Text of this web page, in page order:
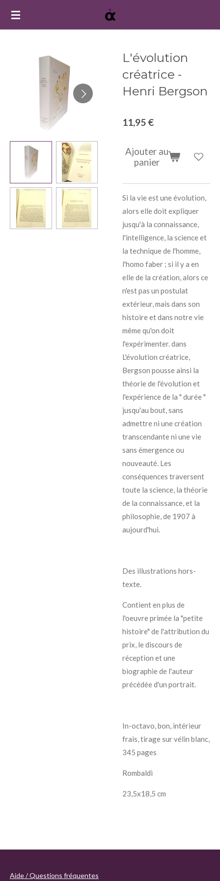
Passer
L'évolution
créatrice -
Henri Bergson
11,95 €
Ajouter au
panier
Si la vie est une évolution,
alors elle doit expliquer
jusqu'à la connaissance,
l'intelligence, la science et
la technique de l'homme,
l'homo faber ; si il y a en
elle de la création, alors ce
n'est pas un postulat
extérieur, mais dans son
histoire et dans notre vie
même qu'on doit
l'expérimenter. dans
L'évolution créatrice,
Bergson pousse ainsi la
théorie de l'évolution et
l'expérience de la " durée "
jusqu'au bout, sans
admettre ni une création
transcendante ni une vie
sans émergence ou
nouveauté. Les
conséquences traversent
toute la science, la théorie
de la connaissance, et la
philosophie, de 1907 à
aujourd'hui.
Des illustrations hors-
texte.
Contient en plus de
l'oeuvre primée la "petite
histoire" de l'attribution du
prix, le discours de
réception et une
biographie de l'auteur
précédée d'un portrait.
In-octavo, bon, intérieur
frais, tirage sur vélin blanc,
345 pages
Rombaldi
23,5x18,5 cm
Aide / Questions fréquentes